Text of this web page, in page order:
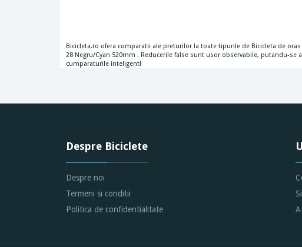
Bicicleta.ro ofera comparatii ale preturilor la toate tipurile de Bicicleta de
28 Negru/Cyan 520mm . Reducerile false sunt usor observabile, putandu-
cumparaturile inteligent!
Despre Biciclete
Despre noi
Termeni si conditii
Politica de confidentialitate